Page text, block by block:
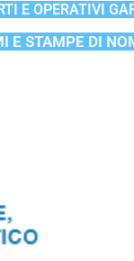
E OPERATIVI
E STAMPE DI